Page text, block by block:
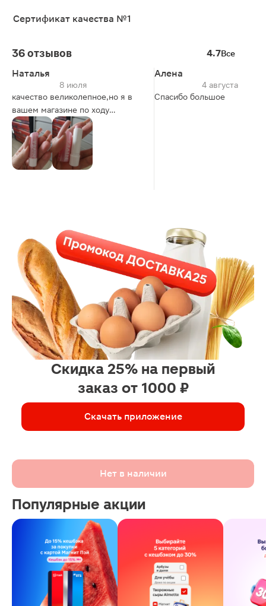
Сертификат качества №1
36 отзывов 4.7Все
Наталья
8 июля
качество великолепное,но я в
вашем магазине по ходу
потеряла пять тысяч ,а так всё
прекрасно...
Алена
4 августа
Спасибо большое
Скидка 25% на первый
заказ от 1000 ₽
Скачать приложение
Нет в наличии
Популярные акции